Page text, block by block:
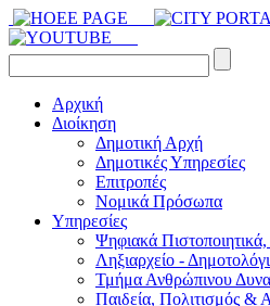
Αρχική
Διοίκηση
Δημοτική Αρχή
Δημοτικές Υπηρεσίες
Επιτροπές
Νομικά Πρόσωπα
Υπηρεσίες
Ψηφιακά
Ληξιαρχείο -
Τμήμα Ανθρώπινου
Παιδεία, Πολιτισμός &